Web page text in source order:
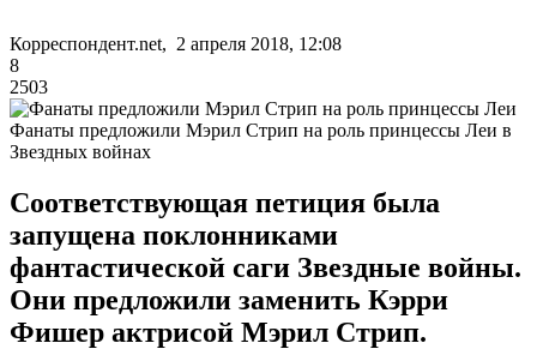
Корреспондент.net, 2 апреля 2018, 12:08
8
2503
Фанаты предложили Мэрил Стрип на роль принцессы Леи в
Звездных войнах
Соответствующая петиция была
запущена поклонниками
фантастической саги Звездные войны.
Они предложили заменить Кэрри
Фишер актрисой Мэрил Стрип.